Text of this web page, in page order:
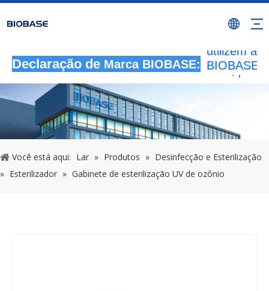
Declaração de Marca BIOBASE:
Todas as
atividades
BIOBASE
Você está aqui: Lar » Produtos » Desinfecção e Esterilização
» Esterilizador » Gabinete de esterilização UV de ozônio